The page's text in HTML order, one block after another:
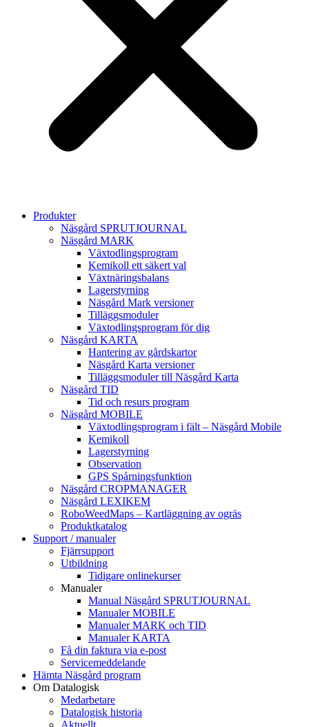
Produkter
Näsgård SPRUTJOURNAL
Näsgård MARK
Växtodlingsprogram
Kemikoll ett säkert val
Växtnäringsbalans
Lagerstyrning
Näsgård Mark versioner
Tilläggsmoduler
Växtodlingsprogram för dig
Näsgård KARTA
Hantering av gårdskartor
Näsgård Karta versioner
Tilläggsmoduler till Näsgård Karta
Näsgård TID
Tid och resurs program
Näsgård MOBILE
Växtodlingsprogram i fält – Näsgård Mobile
Kemikoll
Lagerstyrning
Observation
GPS Spårningsfunktion
Näsgård CROPMANAGER
Näsgård LEXIKEM
RoboWeedMaps – Kartläggning av ogräs
Produktkatalog
Support / manualer
Fjärrsupport
Utbildning
Tidigare onlinekurser
Manualer
Manual Näsgård SPRUTJOURNAL
Manualer MOBILE
Manualer MARK och TID
Manualer KARTA
Få din faktura via e-post
Servicemeddelande
Hämta Näsgård program
Om Datalogisk
Medarbetare
Datalogisk historia
Aktuellt